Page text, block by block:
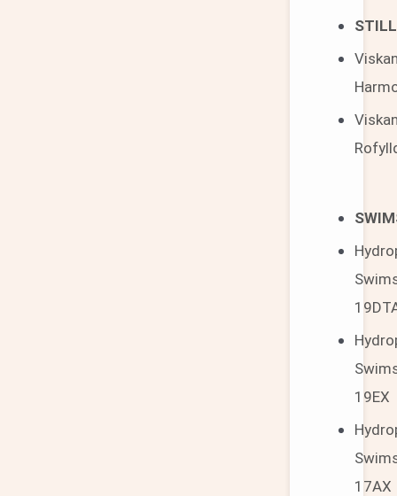
19EX
17AX